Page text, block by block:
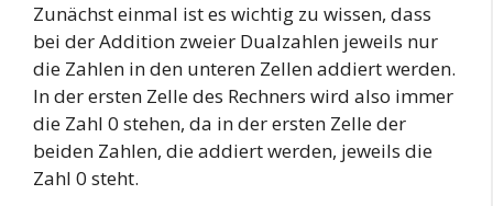
Zunächst einmal ist es wichtig zu wissen, dass
bei der Addition zweier Dualzahlen jeweils nur
die Zahlen in den unteren Zellen addiert werden.
In der ersten Zelle des Rechners wird also immer
die Zahl 0 stehen, da in der ersten Zelle der
beiden Zahlen, die addiert werden, jeweils die
Zahl 0 steht.